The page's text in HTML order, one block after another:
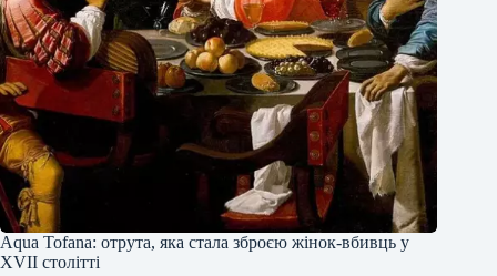
Аqua Tofana: отрута, яка стала зброєю жінок-вбивць у
XVII столітті